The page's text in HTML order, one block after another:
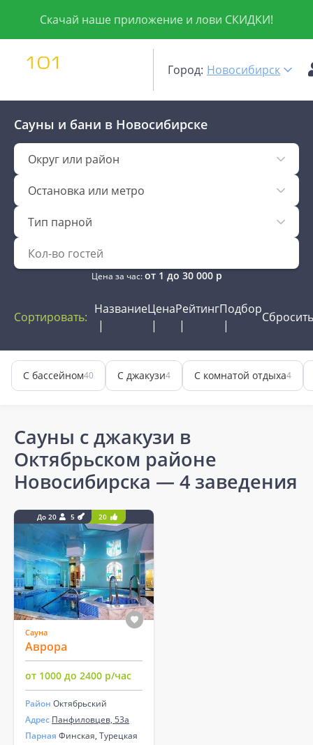
Скачай наше приложение и лови СКИДКИ!
Город: Новосибирск
Сауны и бани в Новосибирске
Округ или район
Остановка или метро
Тип парной
Цена за час:от 1 до 30 000р
Сортировать:
НазваниеЦенаРейтингПодбор
Сбросить
С бассейном40 С джакузи4 С комнатой отдыха4
Сауны с джакузи в
Октябрьском районе
Новосибирска — 4 заведения
До 20 5 20
Сауна
Аврора
от 1000 до 2400 р/час
Район Октябрьский
Адрес Панфиловцев, 53а
Парная Финская, Турецкая